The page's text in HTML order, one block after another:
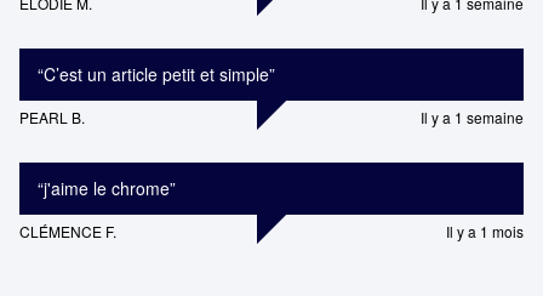
“C’est un article petit et simple”
PEARL B. Il y a 1 semaine
“j'aime le chrome”
CLÉMENCE F. Il y a 1 mois